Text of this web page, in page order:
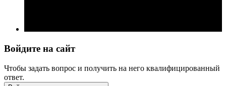
Войдите на сайт
Чтобы задать вопрос и получить на него квалифицированный
ответ.